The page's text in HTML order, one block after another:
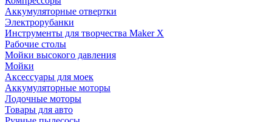
Аккумуляторные отвертки
Электрорубанки
Инструменты для творчества Maker X
Рабочие столы
Мойки высокого давления
Мойки
Аксессуары для моек
Аккумуляторные моторы
Лодочные моторы
Товары для авто